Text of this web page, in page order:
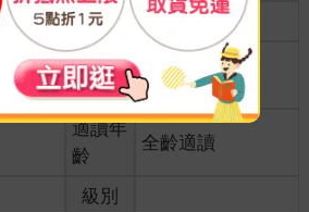
分級 普通級
商品規
格
25開15*21cm
適讀年
齡
全齡適讀
級別